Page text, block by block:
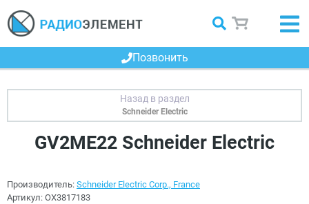
Позвонить
Schneider Electric
GV2ME22 Schneider Electric
Производитель: Schneider Electric Corp., France
Артикул: OX3817183